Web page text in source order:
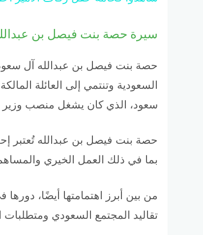
سيرة حصة بنت فيصل بن
حصة بنت فيصل بن عبدالله آل
السعودية وتنتمي إلى العائلة
سعود، الذي كان يشغل منصب وزير
حصة بنت فيصل بن عبدالله تُعتبر
بما في ذلك العمل الخيري
من بين أبرز اهتمامتها أيضًا،
تقاليد المجتمع السعودي